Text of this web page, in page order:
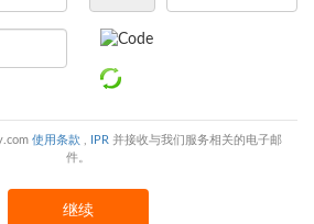
使用条款 IPR 并接收与我们服务相关的电子邮
件。
继续
LIMITED
KONG,HONG KONG,Hong Kong
现在联系